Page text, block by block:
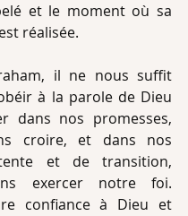
et le moment où sa
réalisée.
il ne nous suffit
à la parole de Dieu
dans nos promesses,
croire, et dans nos
et de transition,
exercer notre foi.
confiance à Dieu et